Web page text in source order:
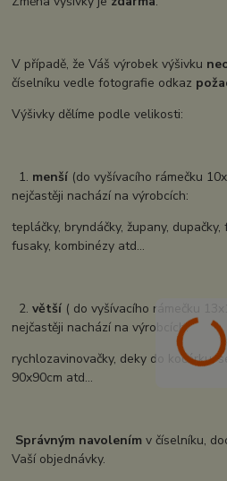
V případě, že Váš výrobek výšivku
číselníku vedle fotografie odkaz
Výšivky dělíme podle velikosti:
1. menší (do vyšívacího rámečku
nejčastěji nachází na výrobcích:
tepláčky, bryndáčky, župany,
fusaky, kombinézy atd...
2.větší ( do vyšívacího rámečku
nejčastěji nachází na výrobcích:
rychlozavinovačky, deky do kočárku,
90x90cm atd...
Správným navolením v číselníku,
Vaší objednávky.